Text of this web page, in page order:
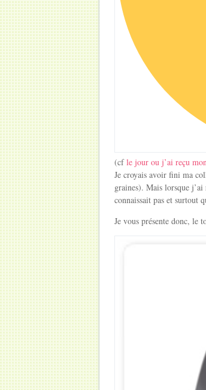
(cfle jour ou j’ai reçu
Je croyais avoir fini ma
graines). Mais lorsque
connaissait pas et surtout
Je vous présente donc, le